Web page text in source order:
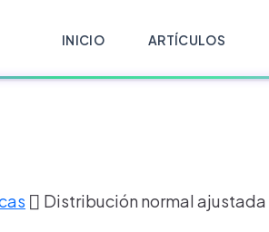
INICIO ARTÍCULOS
Distribución normal ajustada